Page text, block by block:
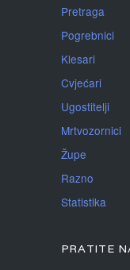
Pretraga
Pogrebnici
Klesari
Cvjećari
Ugostitelji
Mrtvozornici
Župe
Razno
Statistika
PRATITE